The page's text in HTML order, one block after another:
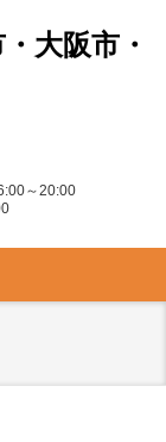
大阪市・
～20:00